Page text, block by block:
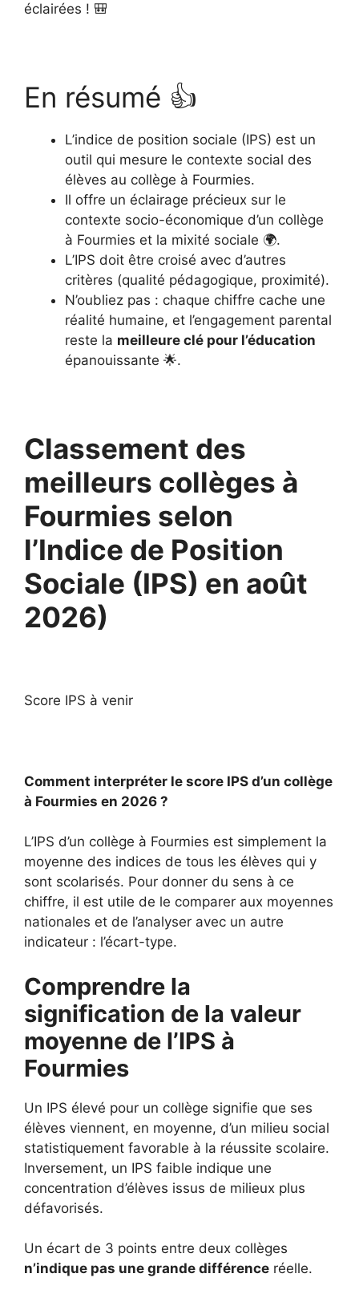
éclairées ! 🎒
En résumé 👍
L’indice de position sociale (IPS) est un
outil qui mesure le contexte social des
élèves au collège à Fourmies.
Il offre un éclairage précieux sur le
contexte socio-économique d’un collège
à Fourmies et la mixité sociale 🌍.
L’IPS doit être croisé avec d’autres
critères (qualité pédagogique, proximité).
N’oubliez pas : chaque chiffre cache une
réalité humaine, et l’engagement parental
reste la meilleure clé pour l’éducation
épanouissante 🌟.
Classement des
meilleurs collèges à
Fourmies selon
l’Indice de Position
Sociale (IPS) en août
2026)
Score IPS à venir
Comment interpréter le score IPS d’un collège
à Fourmies en 2026 ?
L’IPS d’un collège à Fourmies est simplement la
moyenne des indices de tous les élèves qui y
sont scolarisés. Pour donner du sens à ce
chiffre, il est utile de le comparer aux moyennes
nationales et de l’analyser avec un autre
indicateur : l’écart-type.
Comprendre la
signification de la valeur
moyenne de l’IPS à
Fourmies
Un IPS élevé pour un collège signifie que ses
élèves viennent, en moyenne, d’un milieu social
statistiquement favorable à la réussite scolaire.
Inversement, un IPS faible indique une
concentration d’élèves issus de milieux plus
défavorisés.
Un écart de 3 points entre deux collèges
n’indique pas une grande différence réelle.